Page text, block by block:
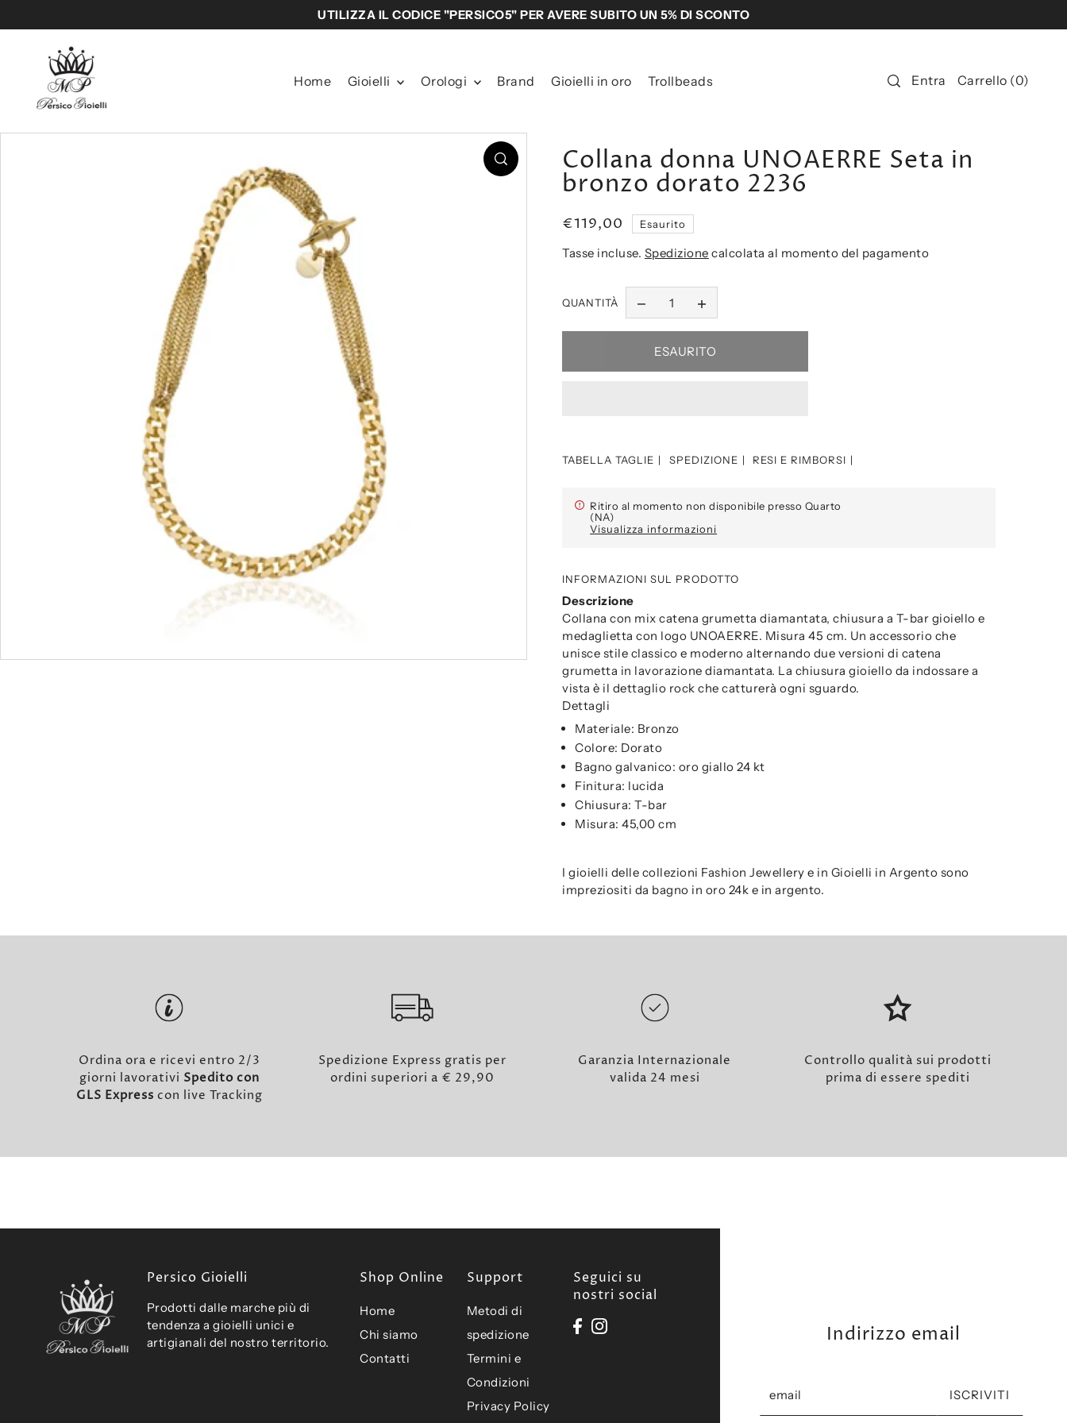
UTILIZZA IL CODICE "PERSICO5" PER AVERE SUBITO UN 5% DI SCONTO
Home Gioielli Orologi Brand Gioielli in oro Trollbeads Entra Carrello (0)
Collana donna UNOAERRE Seta in
bronzo dorato 2236
€119,00 Esaurito
Tasse incluse. Spedizione calcolata al momento del pagamento
QUANTITÀ
TABELLA TAGLIE SPEDIZIONE RESI E RIMBORSI
Ritiro al momento non disponibile presso Quarto
(NA)
Visualizza informazioni
INFORMAZIONI SUL PRODOTTO
Descrizione
Collana con mix catena grumetta diamantata, chiusura a T-bar gioiello e
medaglietta con logo UNOAERRE. Misura 45 cm. Un accessorio che
unisce stile classico e moderno alternando due versioni di catena
grumetta in lavorazione diamantata. La chiusura gioiello da indossare a
vista è il dettaglio rock che catturerà ogni sguardo.
Dettagli
Materiale: Bronzo
Colore: Dorato
Bagno galvanico: oro giallo 24 kt
Finitura: lucida
Chiusura: T-bar
Misura: 45,00 cm
I gioielli delle collezioni Fashion Jewellery e in Gioielli in Argento sono
impreziositi da bagno in oro 24k e in argento.
Ordina ora e ricevi entro 2/3
giorni lavorativi Spedito con
GLS Express con live Tracking
Spedizione Express gratis per
ordini superiori a € 29,90
Garanzia Internazionale
valida 24 mesi
Controllo qualità sui prodotti
prima di essere spediti
Persico Gioielli
Prodotti dalle marche più di
tendenza a gioielli unici e
artigianali del nostro territorio.
Shop Online
Home
Chi siamo
Contatti
Support
Metodi di
spedizione
Termini e
Condizioni
Privacy Policy
Seguici su
nostri social
Indirizzo email
ISCRIVITI